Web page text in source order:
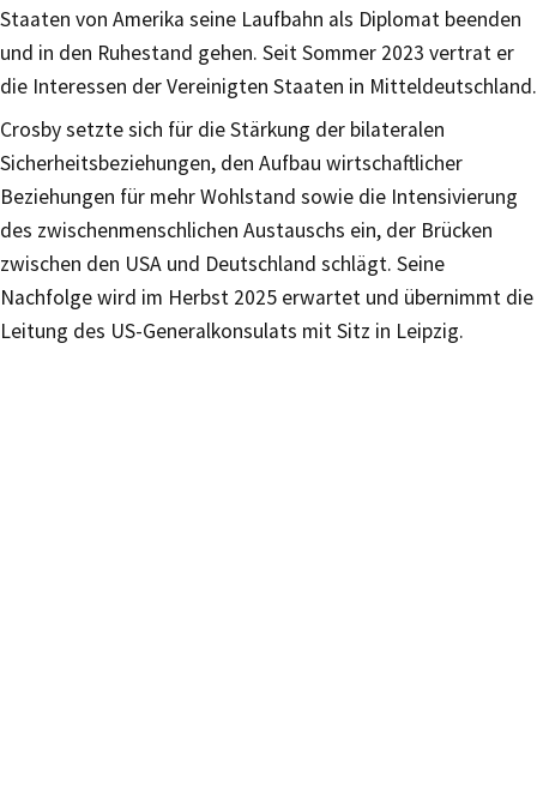
Staaten von Amerika seine Laufbahn als Diplomat beenden
und in den Ruhestand gehen. Seit Sommer 2023 vertrat er
die Interessen der Vereinigten Staaten in Mitteldeutschland.
Crosby setzte sich für die Stärkung der bilateralen
Sicherheitsbeziehungen, den Aufbau wirtschaftlicher
Beziehungen für mehr Wohlstand sowie die Intensivierung
des zwischenmenschlichen Austauschs ein, der Brücken
zwischen den USA und Deutschland schlägt. Seine
Nachfolge wird im Herbst 2025 erwartet und übernimmt die
Leitung des US-Generalkonsulats mit Sitz in Leipzig.